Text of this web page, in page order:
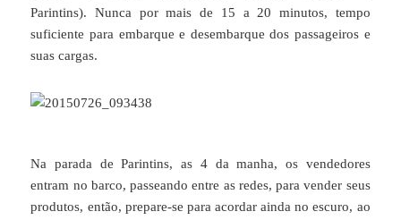
Parintins). Nunca por mais de 15 a 20 minutos, tempo
suficiente para embarque e desembarque dos passageiros e
suas cargas.
Na parada de Parintins, as 4 da manha, os vendedores
entram no barco, passeando entre as redes, para vender seus
produtos, então, prepare-se para acordar ainda no escuro, ao